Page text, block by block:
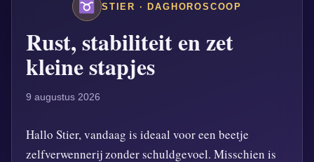
STIER · DAGHOROSCOOP
Rust, stabiliteit en zet
kleine stapjes
9 augustus 2026
Hallo Stier, vandaag is ideaal voor een beetje
zelfverwennerij zonder schuldgevoel. Misschien is